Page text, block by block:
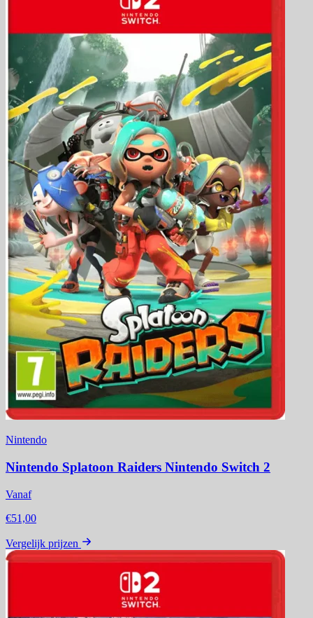
Nintendo
Nintendo Splatoon Raiders Nintendo Switch 2
Vanaf
€51,00
Vergelijk prijzen